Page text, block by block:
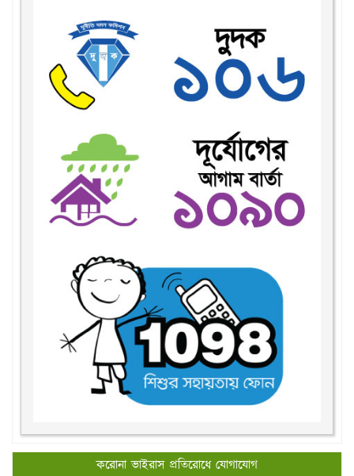
করোনা ভাইরাস প্রতিরোধে যোগাযোগ